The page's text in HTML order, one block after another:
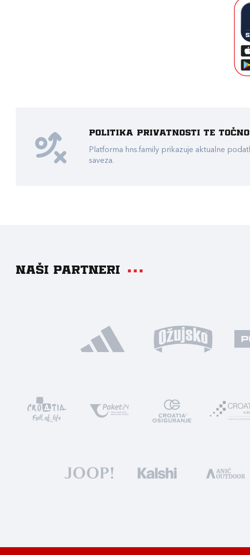
Politika privatnosti te
Platforma hns.family prikazuje aktualne
saveza.
Naši partneri